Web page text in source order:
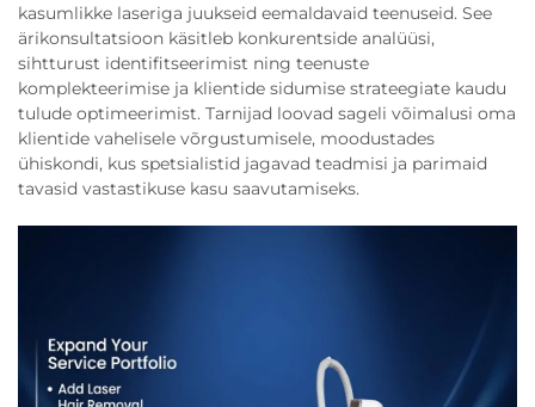
kasumlikke laseriga juukseid eemaldavaid teenuseid. See
ärikonsultatsioon käsitleb konkurentside analüüsi,
sihtturust identifitseerimist ning teenuste
komplekteerimise ja klientide sidumise strateegiate kaudu
tulude optimeerimist. Tarnijad loovad sageli võimalusi oma
klientide vahelisele võrgustumisele, moodustades
ühiskondi, kus spetsialistid jagavad teadmisi ja parimaid
tavasid vastastikuse kasu saavutamiseks.